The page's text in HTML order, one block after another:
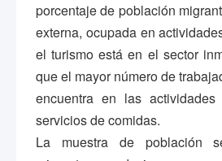
porcentaje de población
externa, ocupada en
el turismo está en el sector
que el mayor número de
encuentra en las
servicios de comidas.
La muestra de población